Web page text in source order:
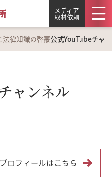
メディア
取材依頼
法律知識の啓蒙公式YouTubeチャ
ャンネル
ロフィールはこちら